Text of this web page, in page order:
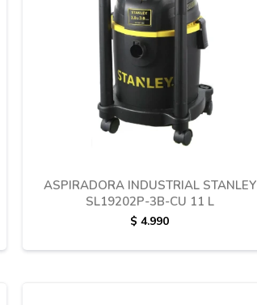
ASPIRADORA INDUSTRIAL STANLEY
SL19202P-3B-CU 11 L
$ 4.990